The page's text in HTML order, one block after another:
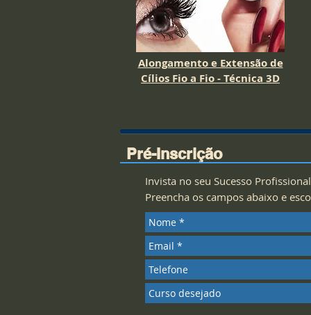
Alongamento e Extensão de
Cílios Fio a Fio - Técnica 3D
Pré-Inscrição
Invista no seu Sucesso
Preencha os campos abaixo e